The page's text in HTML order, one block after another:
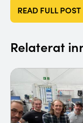
READ FULL POST
Relaterat